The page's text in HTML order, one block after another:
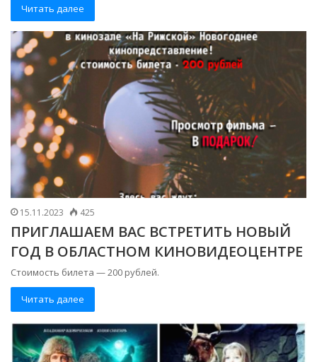
Читать далее
15.11.2023 425
ПРИГЛАШАЕМ ВАС ВСТРЕТИТЬ НОВЫЙ
ГОД В ОБЛАСТНОМ КИНОВИДЕОЦЕНТРЕ
Стоимость билета — 200 рублей.
Читать далее